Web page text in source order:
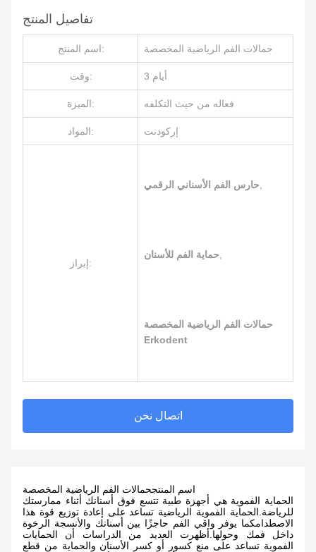
تفاصيل المنتج
اسم المنتج: حمالات الفم الرياضية المخصصة
وقت: 3 أيام
الميزة: فعاله من حيث التكلفه
المواد: إركودنت
إبراز:
حارس الفم الأسناني الرقمي
حماية الفم للأسنان
حمالات الفم الرياضية المخصصة
Erkodent
اتصال نحن
اسم المنتجحمالات الفم الرياضية المخصصة
الحماية الفموية هي أجهزة طبية تتسع فوق أسنانك أثناء ممارستك
للرياضة.الحماية الفموية الرياضية تساعد على إعادة توزيع قوة هذا
الاصطدامكما يوفر واقي الفم حاجزًا بين أسنانك والأنسجة الرخوة
داخل فمك وحولها.أظهرت العديد من الدراسات أن الحمايات
الفموية تساعد على منع كسور أو كسر الأسنان والحماية من قطع